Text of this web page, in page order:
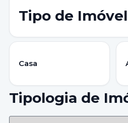
Tipo de Imóvel
Casa
Tipologia de